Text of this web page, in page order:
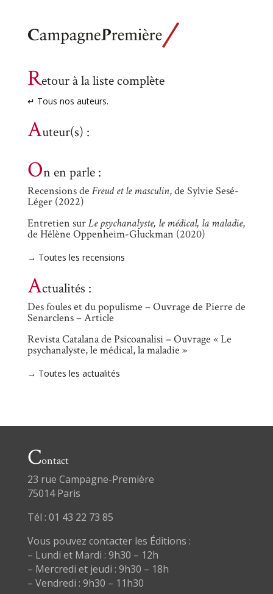
Retour à la liste complète
↵ Tous nos auteurs.
Auteur(s) :
On en parle :
Recensions de Freud et le masculin, de Sylvie Sesé-
Léger (2022)
Entretien surLe psychanalyste, le médical, la maladie,
de Hélène Oppenheim-Gluckman (2020)
→ Toutes les recensions
Actualités :
Des foules et du populisme – Ouvrage de Pierre de
Senarclens – Article
Revista Catalana de Psicoanalisi – Ouvrage « Le
psychanalyste, le médical, la maladie »
→ Toutes les actualités
Contact
23 rue Campagne-Première
75014 Paris
Tél : 01 43 22 73 85
Vous pouvez contacter les Éditions :
– Lundi et Mardi : 9h30 – 12h
– Mercredi et jeudi : 9h30 – 18h
– Vendredi : 9h30 – 11h30